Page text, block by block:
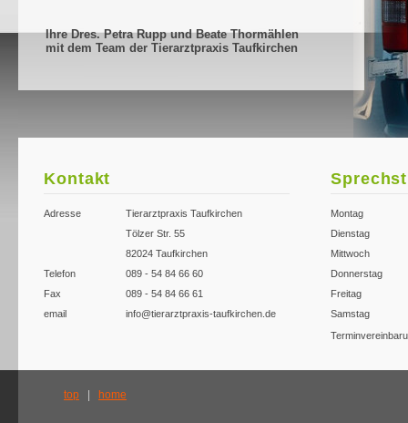
Ihre Dres. Petra Rupp und Beate Thormählen
mit dem Team der Tierarztpraxis Taufkirchen
Kontakt
Adresse
Tierarztpraxis Taufkirchen
Tölzer Str. 55
82024 Taufkirchen
Telefon
089 - 54 84 66 60
Fax
089 - 54 84 66 61
email
info@tierarztpraxis-taufkirchen.de
Montag
Dienstag
Mittwoch
Donnerstag
Freitag
Samstag
top | home